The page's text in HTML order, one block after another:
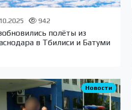
942
полёты из
в Тбилиси и Батуми
Новости